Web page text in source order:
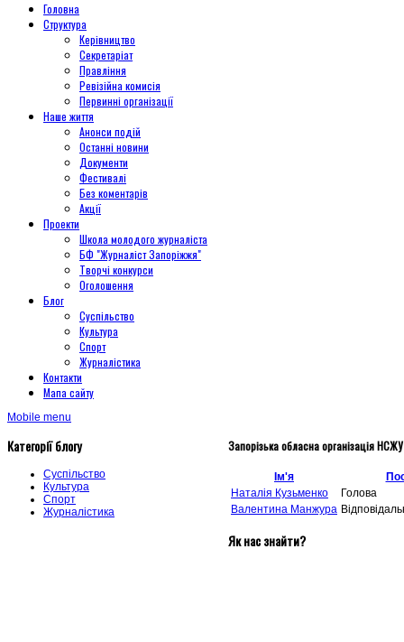
Головна
Структура
Керівництво
Секретаріат
Правління
Ревізійна комисія
Первинні організації
Наше життя
Анонси подій
Останні новини
Документи
Фестивалі
Без коментарів
Акції
Проекти
Школа молодого журналіста
БФ "Журналіст Запоріжжя"
Творчі конкурси
Оголошення
Блог
Суспільство
Культура
Спорт
Журналістика
Контакти
Мапа сайту
Mobile menu
Категорії блогу
Суспільство
Культура
Спорт
Журналістика
Запорізька обласна організація НСЖУ
Ім'я
Наталія Кузьменко
Голова
Валентина Манжура
Як нас знайти?